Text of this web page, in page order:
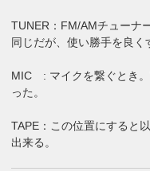
TUNER：FM/AMチューナ
同じだが、使い勝手を良く
MIC : マイクを繋ぐとき
った。
TAPE：この位置にすると
出来る。